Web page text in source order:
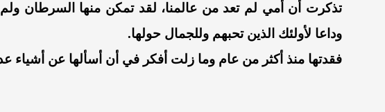
تذكرت أن أمي لم تعد من عالمنا، لقد تمكن منها السرطان ولم
وداعا لأولئك الذين تحبهم وللجمال حولها.
فقدتها منذ أكثر من عام وما زلت أفكر في أن أسألها عن أشياء